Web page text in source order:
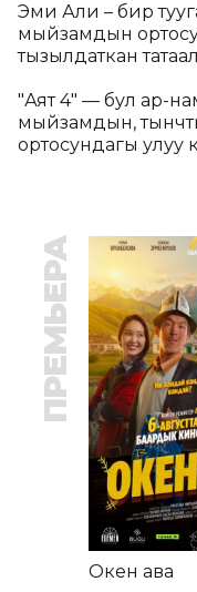
Эми Али – бир
мыйзамдын
тызылдаткан
"Аят 4" — бул ар-
мыйзамдын,
ортосундагы улуу
ПРЕМЬЕРА
Окен ава